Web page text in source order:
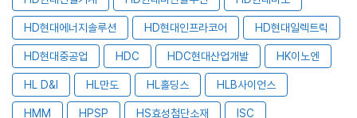
HD현대에너지솔루션 HD현대인프라코어 HD현대일렉트릭
HD현대중공업 HDC HDC현대산업개발 HK이노엔
HL D&I HL만도 HL홀딩스 HLB사이언스
HMM HPSP HS효성첨단소재 ISC